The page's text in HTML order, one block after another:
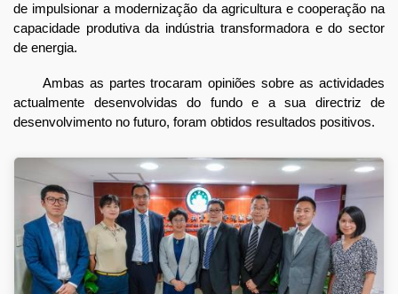
de impulsionar a modernização da agricultura e cooperação na
capacidade produtiva da indústria transformadora e do sector
de energia.
Ambas as partes trocaram opiniões sobre as actividades
actualmente desenvolvidas do fundo e a sua directriz de
desenvolvimento no futuro, foram obtidos resultados positivos.